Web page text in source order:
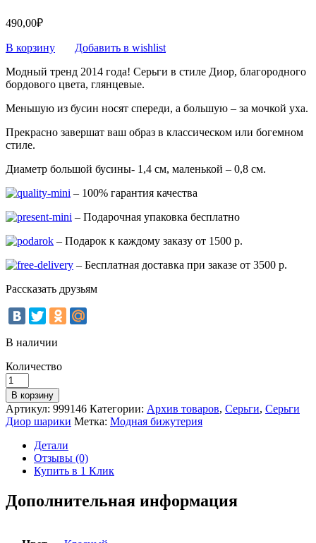
490,00₽
В корзину
Добавить в wishlist
Модный тренд 2014 года! Серьги в стиле Диор, благородного
бордового цвета, глянцевые.
Меньшую из бусин носят спереди, а большую – за мочкой уха.
Прекрасно завершат ваш образ в классическом или богемном
стиле.
Диаметр большой бусины- 1,4 см, маленькой – 0,8 см.
– 100% гарантия качества
– Подарочная упаковка бесплатно
– Подарок к каждому заказу от 1500 р.
– Бесплатная доставка при заказе от 3500 р.
Рассказать друзьям
В наличии
Количество
Количество
Серьги
с
двумя
шариками
красного
цвета
Fashion
Cherry
Red
В корзину
Артикул: 999146 Категории: Архив товаров, Серьги, Серьги
Диор шарики Метка: Модная бижутерия
Детали
Отзывы (0)
Купить в 1 Клик
Дополнительная информация